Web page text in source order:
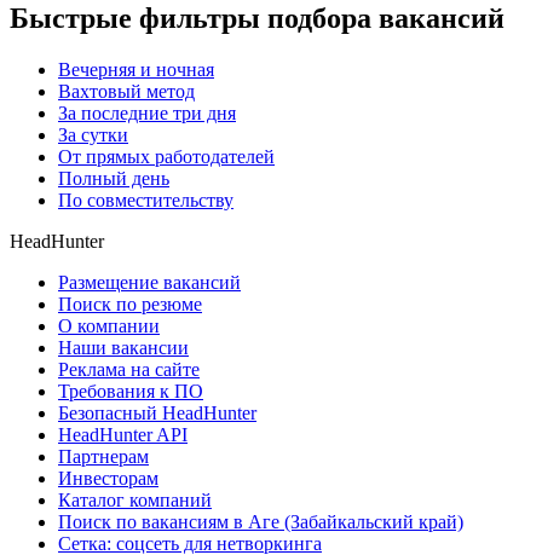
Быстрые фильтры подбора вакансий
Вечерняя и ночная
Вахтовый метод
За последние три дня
За сутки
От прямых работодателей
Полный день
По совместительству
HeadHunter
Размещение вакансий
Поиск по резюме
О компании
Наши вакансии
Реклама на сайте
Требования к ПО
Безопасный HeadHunter
HeadHunter API
Партнерам
Инвесторам
Каталог компаний
Поиск по вакансиям в Аге (Забайкальский край)
Сетка: соцсеть для нетворкинга